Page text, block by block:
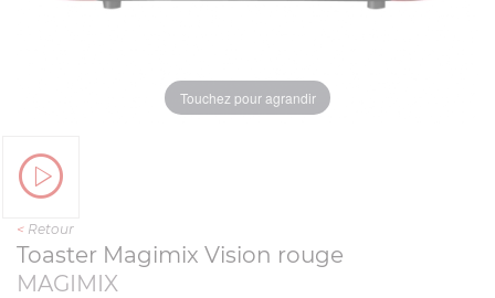
Touchez pour agrandir
< Retour
Toaster Magimix Vision rouge
MAGIMIX